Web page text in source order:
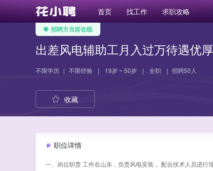
首页 找工作 求职攻略
招聘方当前在线
出差风电辅助工月入过万待遇优厚
不限学历 | 不限经验 | 19岁 ~ 50岁 | 全职 | 招聘50人
收藏
职位详情
一、岗位职责 工作在山东，负责风电安装， 配合技术人员进